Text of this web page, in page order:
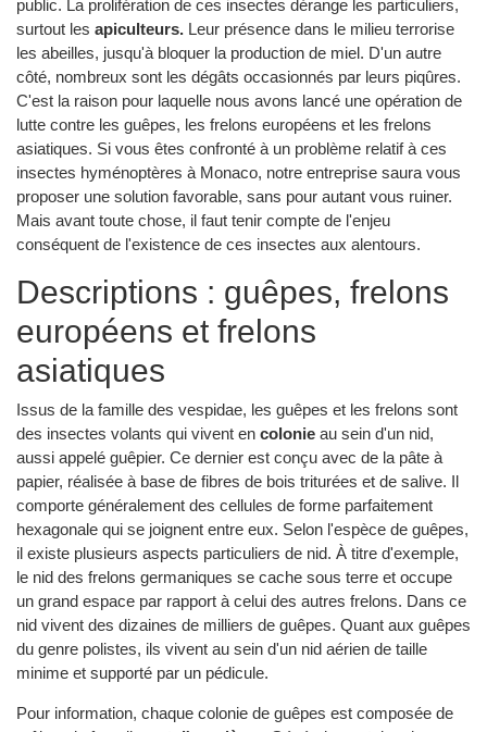
public. La prolifération de ces insectes dérange les particuliers,
surtout les apiculteurs. Leur présence dans le milieu terrorise
les abeilles, jusqu'à bloquer la production de miel. D'un autre
côté, nombreux sont les dégâts occasionnés par leurs piqûres.
C'est la raison pour laquelle nous avons lancé une opération de
lutte contre les guêpes, les frelons européens et les frelons
asiatiques. Si vous êtes confronté à un problème relatif à ces
insectes hyménoptères à Monaco, notre entreprise saura vous
proposer une solution favorable, sans pour autant vous ruiner.
Mais avant toute chose, il faut tenir compte de l'enjeu
conséquent de l'existence de ces insectes aux alentours.
Descriptions : guêpes, frelons
européens et frelons
asiatiques
Issus de la famille des vespidae, les guêpes et les frelons sont
des insectes volants qui vivent en colonie au sein d'un nid,
aussi appelé guêpier. Ce dernier est conçu avec de la pâte à
papier, réalisée à base de fibres de bois triturées et de salive. Il
comporte généralement des cellules de forme parfaitement
hexagonale qui se joignent entre eux. Selon l'espèce de guêpes,
il existe plusieurs aspects particuliers de nid. À titre d'exemple,
le nid des frelons germaniques se cache sous terre et occupe
un grand espace par rapport à celui des autres frelons. Dans ce
nid vivent des dizaines de milliers de guêpes. Quant aux guêpes
du genre polistes, ils vivent au sein d'un nid aérien de taille
minime et supporté par un pédicule.
Pour information, chaque colonie de guêpes est composée de